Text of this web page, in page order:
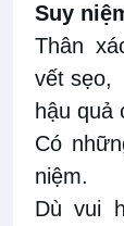
Suy
Thân
vết sẹo,
hậu quả
Có
niệm.
Dù vui